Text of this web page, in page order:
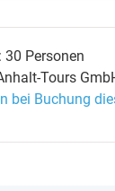
: 30 Personen
Tours
bei Buchung